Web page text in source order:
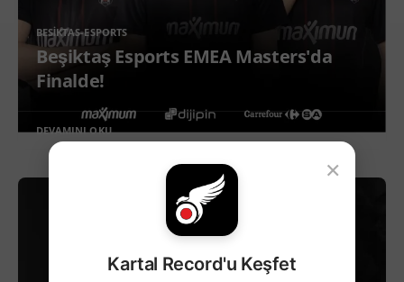
BESIKTAS-ESPORTS
Beşiktaş Esports EMEA Masters'da
Finalde!
DEVAMINI OKU
×
Kartal Record'u Keşfet